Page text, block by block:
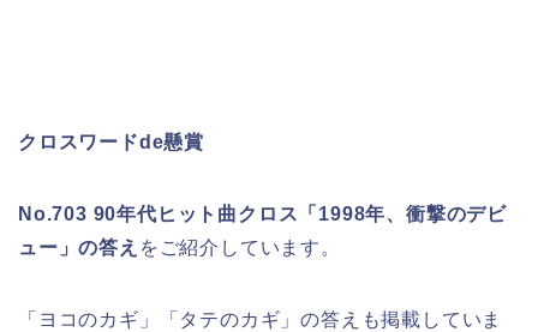
クロスワードde懸賞
No.703 90年代ヒット曲クロス「1998年、衝撃のデビ
ュー」の答え をご紹介しています。
「ヨコのカギ」「タテのカギ」の答えも掲載していま